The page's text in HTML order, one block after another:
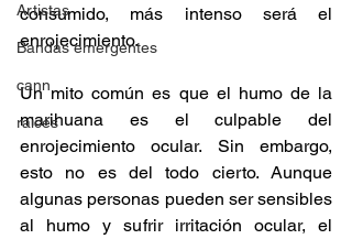
Artistas
Bandas emergentes
cann
raices
consumido, más intenso será el
enrojecimiento.
Un mito común es que el humo de la
marihuana es el culpable del
enrojecimiento ocular. Sin embargo,
esto no es del todo cierto. Aunque
algunas personas pueden ser sensibles
al humo y sufrir irritación ocular, el